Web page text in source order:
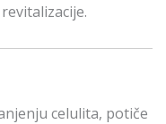
celulita, potiče